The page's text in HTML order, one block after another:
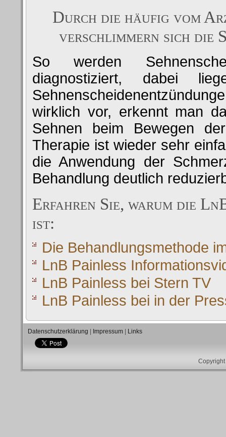
Durch die häufig vom
verschlimmern sich die
So werden
diagnostiziert, dabei
wirklich vor, erkennt man
Sehnen beim Bewegen
Therapie ist wieder sehr
die Anwendung der
Behandlung deutlich
Erfahren Sie, warum die
ist:
Die Behandlungsmethode
LnB Painless
LnB Painless bei Stern TV
LnB Painless bei in der
Datenschutzerklärung Impressum Links